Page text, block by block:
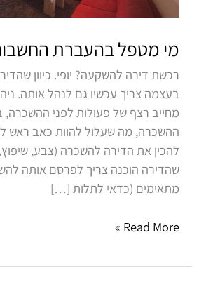
מי מטפל בהעברת
רכשת דירה להשקעה? יופי. כיוון
בעצמה צריך עכשיו גם לנהל אותה.
מחייב רצף של פעולות לפני ההשכרה,
ההשכרה, מה שעלול להוות כאב ראש
להכין את הדירה להשכרה (צבע, שיפוץ,
שהדירה הוכנה צריך לפרסם אותה
מתאימים (כדאי לתלות […]
Read More »